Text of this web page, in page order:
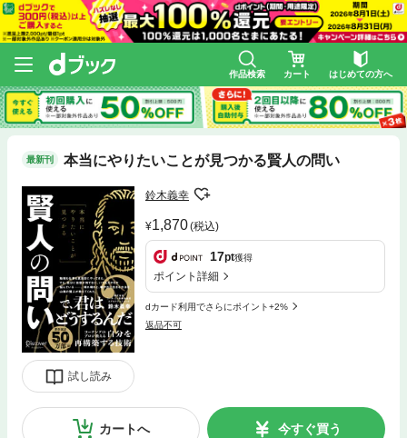
作品検索 カート はじめての方へ
最新刊 本当にやりたいことが見つかる賢人の問い
試し読み
鈴木義幸
1,870(税込)
17pt獲得
ポイント詳細
dカード利用でさらにポイント+2%
返品不可
カートへ 今すぐ買う